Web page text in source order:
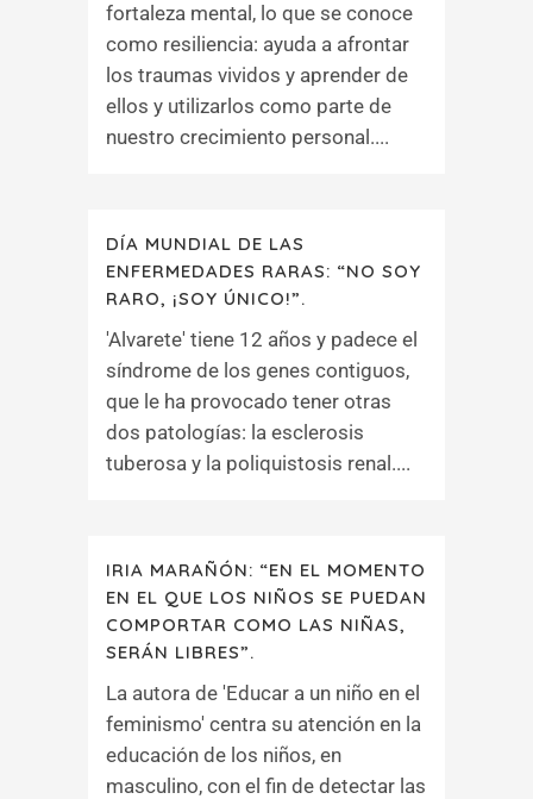
fortaleza mental, lo que se conoce
como resiliencia: ayuda a afrontar
los traumas vividos y aprender de
ellos y utilizarlos como parte de
nuestro crecimiento personal....
DÍA MUNDIAL DE LAS
ENFERMEDADES RARAS: “NO SOY
RARO, ¡SOY ÚNICO!”.
'Alvarete' tiene 12 años y padece el
síndrome de los genes contiguos,
que le ha provocado tener otras
dos patologías: la esclerosis
tuberosa y la poliquistosis renal....
IRIA MARAÑÓN: “EN EL MOMENTO
EN EL QUE LOS NIÑOS SE PUEDAN
COMPORTAR COMO LAS NIÑAS,
SERÁN LIBRES”.
La autora de 'Educar a un niño en el
feminismo' centra su atención en la
educación de los niños, en
masculino, con el fin de detectar las